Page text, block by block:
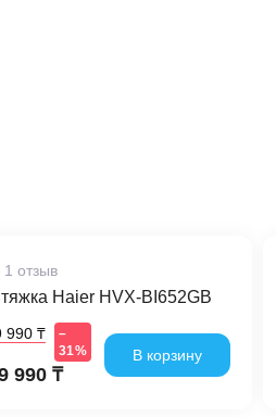
1 отзыв
Haier HVX-BI652GB
990 ₸
990 ₸
–
31%
В корзину